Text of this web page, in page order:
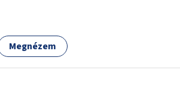
Megnézem